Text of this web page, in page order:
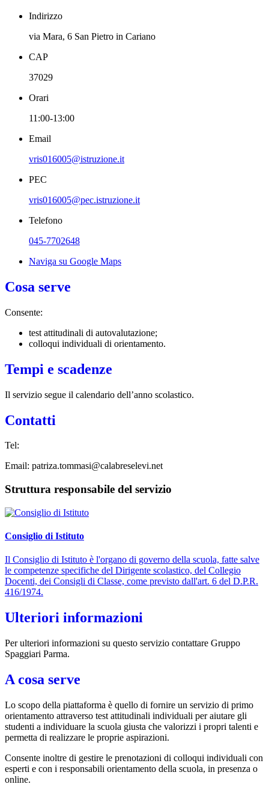
Indirizzo
via Mara, 6 San Pietro in Cariano
CAP
37029
Orari
11:00-13:00
Email
vris016005@istruzione.it
PEC
vris016005@pec.istruzione.it
Telefono
045-7702648
Naviga su Google Maps
Cosa serve
Consente:
test attitudinali di autovalutazione;
colloqui individuali di orientamento.
Tempi e scadenze
Il servizio segue il calendario dell’anno scolastico.
Contatti
Tel:
Email: patriza.tommasi@calabreselevi.net
Struttura responsabile del servizio
Consiglio di Istituto
Il Consiglio di Istituto è l'organo di governo della scuola, fatte salve
le competenze specifiche del Dirigente scolastico, del Collegio
Docenti, dei Consigli di Classe, come previsto dall'art. 6 del D.P.R.
416/1974.
Ulteriori informazioni
Per ulteriori informazioni su questo servizio contattare Gruppo
Spaggiari Parma.
A cosa serve
Lo scopo della piattaforma è quello di fornire un servizio di primo
orientamento attraverso test attitudinali individuali per aiutare gli
studenti a individuare la scuola giusta che valorizzi i propri talenti e
permetta di realizzare le proprie aspirazioni.
Consente inoltre di gestire le prenotazioni di colloqui individuali con
esperti e con i responsabili orientamento della scuola, in presenza o
online.